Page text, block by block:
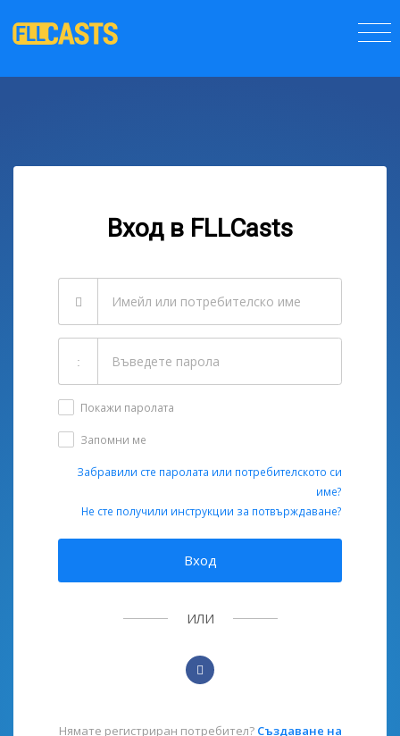
Вход в FLLCasts
Покажи паролата
Запомни ме
Забравили сте паролата или потребителското си
име?
Не сте получили инструкции за потвърждаване?
Вход
ИЛИ
Нямате регистриран потребител? Създаване на